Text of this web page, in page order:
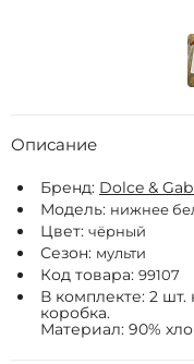
Описание
Бренд: Dolce &
Модель: нижнее
Цвет: чёрный
Сезон: мульти
Код товара: 99107
В комплекте: 2
коробка.
Материал: 90%